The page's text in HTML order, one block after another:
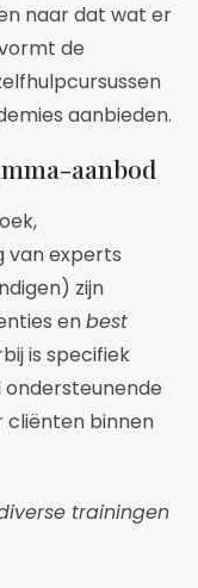
naar dat wat er
de
aanbieden.
aanbod
van experts
zijn
enbest
is specifiek
cliënten binnen
trainingen